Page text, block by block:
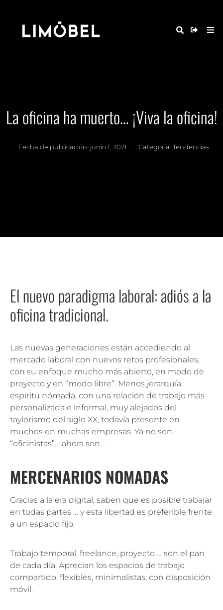
La oficina ha muerto… ¡Viva la oficina!
Fecha de publicación: junio 1, 2021 Categoría: Tendencias
El nuevo paradigma laboral: adiós a la
oficina tradicional.
Las nuevas generaciones están accediendo al
mercado laboral con nuevos retos profesionales,
con su enfoque mucho más abierto, en modo de
proyecto y en “modo libre”. Menos jerarquía,
espíritu nómada, con una relación de trabajo más
personalizada e informal, muy alejados del
taylorismo del siglo XX, todavía presente en
muchos en muchas empresas. Ya no son
“oficinistas”… ahora son…
MERCENARIOS NOMADAS
Gracias a la era digital, saben que es posible trabajar
en todas partes … y esta libertad es preferible frente
a un espacio fijo.
Trabajo temporal, freelance, proyecto … son el pan
de cada día. Aprecian los espacios de trabajo
compartido, flexibles, minimalistas, con disposición
móvil.